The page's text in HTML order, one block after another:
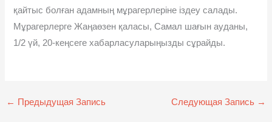
қайтыс болған адамның мұрагерлеріне іздеу салады.
Мұрагерлерге Жаңаөзен қаласы, Самал шағын ауданы,
1/2 үй, 20-кеңсеге хабарласуларыңызды сұрайды.
← Предыдущая Запись Следующая Запись →